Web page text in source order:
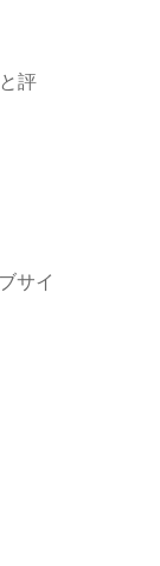
評
サイ